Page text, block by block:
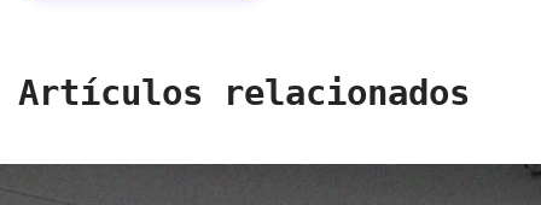
Artículos relacionados